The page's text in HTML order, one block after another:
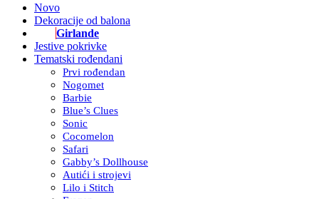
Novo
Dekoracije od balona
Girlande
Jestive pokrivke
Tematski rođendani
Prvi rođendan
Nogomet
Barbie
Blue’s Clues
Sonic
Cocomelon
Safari
Gabby’s Dollhouse
Autići i strojevi
Lilo i Stitch